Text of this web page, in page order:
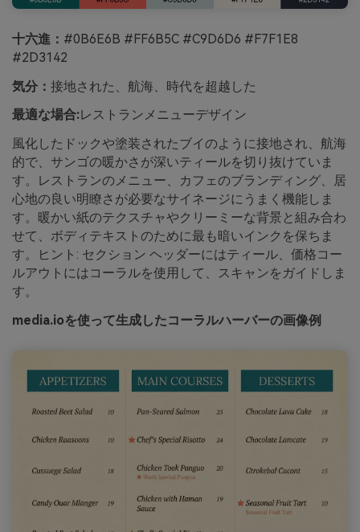
十六進： #0B6E6B #FF6B5C #C9D6D6 #F7F1E8
#2D3142
気分： 接地された、航海、時代を超越した
最適な場合:レストランメニューデザイン
風化したドックや塗装されたブイのように接地され、航海
的で、サンゴの暖かさが深いティールを切り抜けていま
す。レストランのメニュー、カフェのブランディング、居
心地の良い明瞭さが必要なサイネージにうまく機能しま
す。暖かい紙のテクスチャやクリーミーな背景と組み合わ
せて、ボディテキストのために最も暗いインクを保ちま
す。ヒント: セクション ヘッダーにはティール、価格コー
ルアウトにはコーラルを使用して、スキャンをガイドしま
す。
media.ioを使って生成したコーラルハーバーの画像例